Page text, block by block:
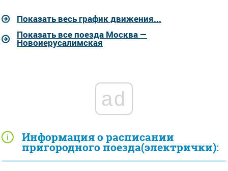
Информация о расписании
пригородного поезда(электрички):
Показать весь график движения...
Показать все поезда Москва —
Новоиерусалимская
ad